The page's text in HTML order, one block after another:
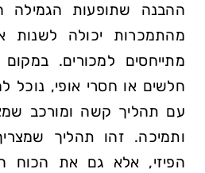
ההבנה שתופעות הגמילה
מהתמכרות יכולה
מתייחסים למכורים.
חלשים או חסרי אופי, נוכל
עם תהליך קשה ומורכב
ותמיכה. זהו תהליך
הפיזי, אלא גם את הכוח